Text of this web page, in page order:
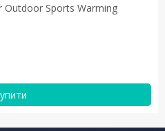
Outdoor Sports Warming